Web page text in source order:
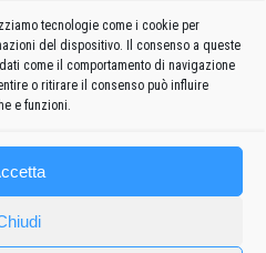
tecnologie come i cookie per
del dispositivo. Il consenso a queste
come il comportamento di navigazione
o ritirare il consenso può influire
e funzioni.
ha avuto quale scenario
in occasione del SIAF 2012,